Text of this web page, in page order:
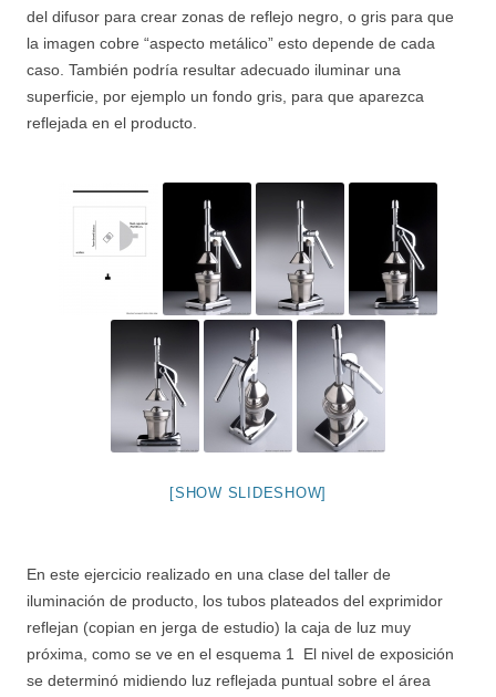
del difusor para crear zonas de reflejo negro, o gris para que
la imagen cobre “aspecto metálico” esto depende de cada
caso. También podría resultar adecuado iluminar una
superficie, por ejemplo un fondo gris, para que aparezca
reflejada en el producto.
[SHOW SLIDESHOW]
En este ejercicio realizado en una clase del taller de
iluminación de producto, los tubos plateados del exprimidor
reflejan (copian en jerga de estudio) la caja de luz muy
próxima, como se ve en el esquema 1 El nivel de exposición
se determinó midiendo luz reflejada puntual sobre el área